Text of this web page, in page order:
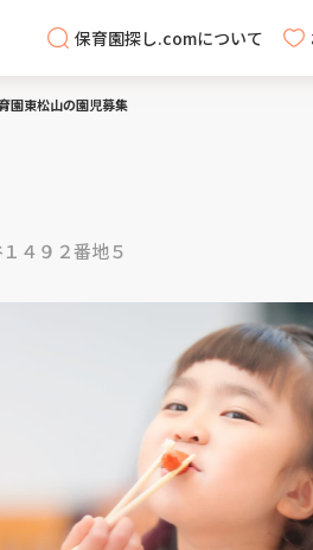
保育園探し.comについて
園東松山の園児募集
４９２番地５